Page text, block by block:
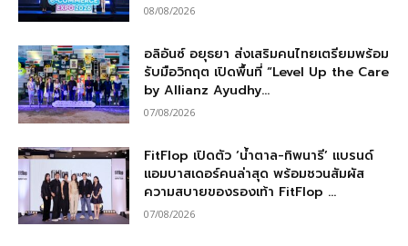
08/08/2026
อลิอันซ์ อยุธยา ส่งเสริมคนไทยเตรียมพร้อม
รับมือวิกฤต เปิดพื้นที่ “Level Up the Care
by Allianz Ayudhy...
07/08/2026
FitFlop เปิดตัว ‘น้ำตาล-ทิพนารี’ แบรนด์
แอมบาสเดอร์คนล่าสุด พร้อมชวนสัมผัส
ความสบายของรองเท้า FitFlop ...
07/08/2026